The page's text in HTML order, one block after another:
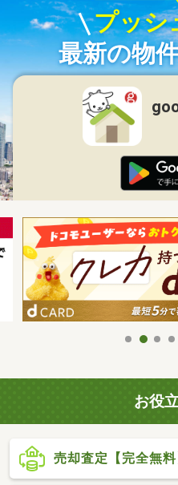
プッシ
最新の物
お役
売却査定【完全無料